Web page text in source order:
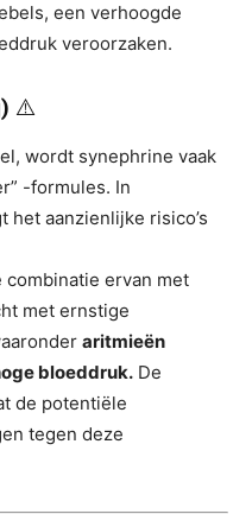
een verhoogde
veroorzaken.
⚠️
wordt synephrine vaak
-formules. In
aanzienlijke risico’s
combinatie ervan met
met ernstige
aritmieën
bloeddruk. De
de potentiële
tegen deze